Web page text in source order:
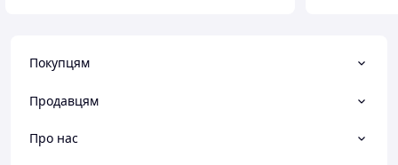
Покупцям
Продавцям
Про нас